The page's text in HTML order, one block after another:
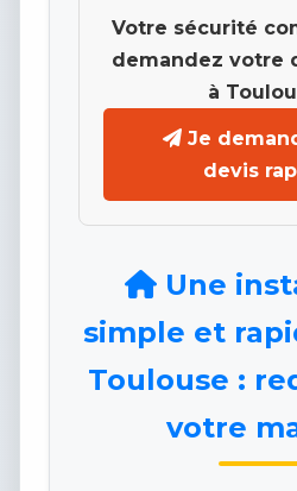
Votre sécurité
demandez votre
à
Je
devis
Une
simple et
Toulouse :
votre